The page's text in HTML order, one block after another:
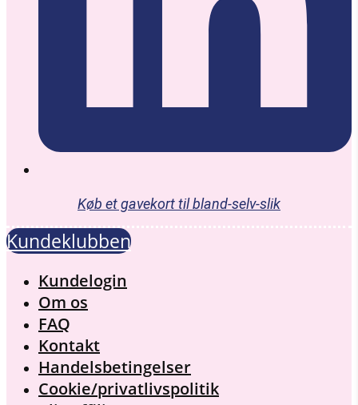
Køb et gavekort til bland-selv-slik
Kundeklubben
MenuKundelogin
Om os
FAQ
Kontakt
Handelsbetingelser
Cookie/privatlivspolitik